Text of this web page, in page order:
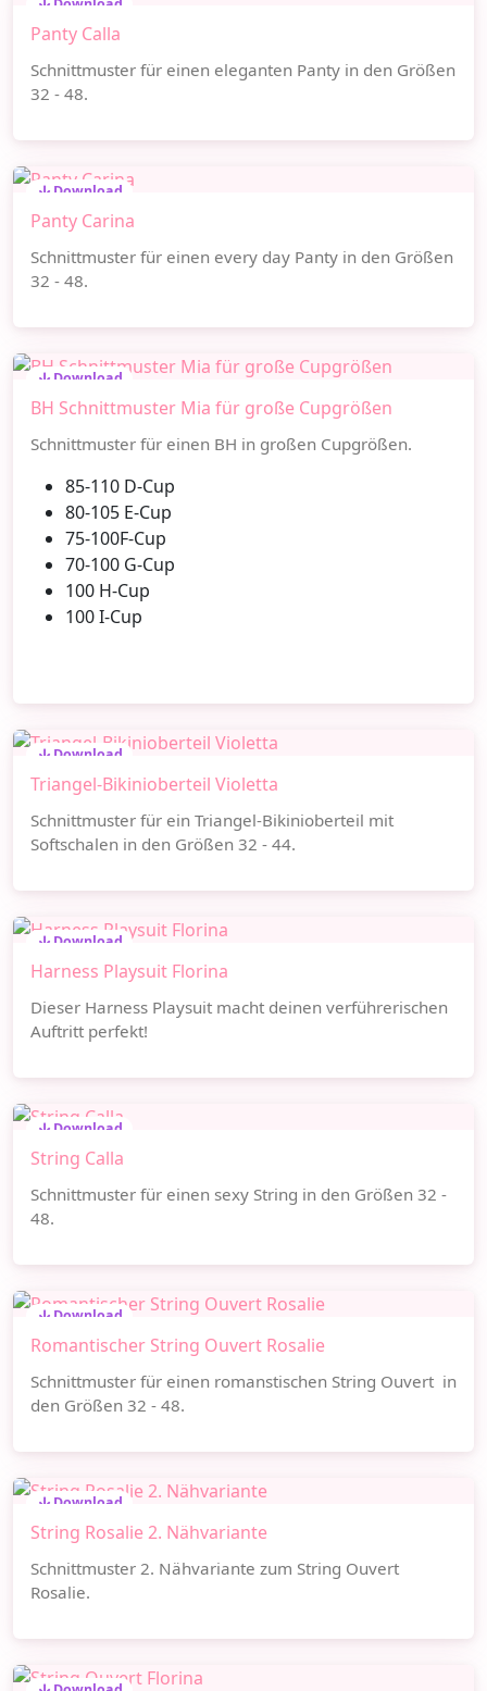
Panty Calla
Schnittmuster für einen eleganten Panty in den Größen
32 - 48.
Download
Panty Carina
Schnittmuster für einen every day Panty in den Größen
32 - 48.
Download
BH Schnittmuster Mia für große Cupgrößen
Schnittmuster für einen BH in großen Cupgrößen.
85-110 D-Cup
80-105 E-Cup
75-100F-Cup
70-100 G-Cup
100 H-Cup
100 I-Cup
Download
Triangel-Bikinioberteil Violetta
Schnittmuster für ein Triangel-Bikinioberteil mit
Softschalen in den Größen 32 - 44.
Download
Harness Playsuit Florina
Dieser Harness Playsuit macht deinen verführerischen
Auftritt perfekt!
Download
String Calla
Schnittmuster für einen sexy String in den Größen 32 -
48.
Download
Romantischer String Ouvert Rosalie
Schnittmuster für einen romanstischen String Ouvert in
den Größen 32 - 48.
Download
String Rosalie 2. Nähvariante
Schnittmuster 2. Nähvariante zum String Ouvert
Rosalie.